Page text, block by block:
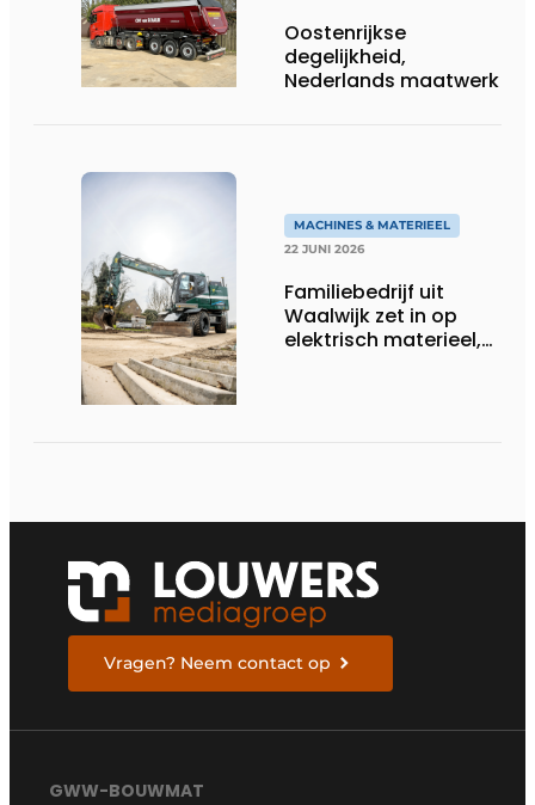
Oostenrijkse
degelijkheid,
Nederlands maatwerk
MACHINES & MATERIEEL
22 JUNI 2026
Familiebedrijf uit
Waalwijk zet in op
elektrisch materieel,
Vragen? Neem contact op
GWW-BOUWMAT